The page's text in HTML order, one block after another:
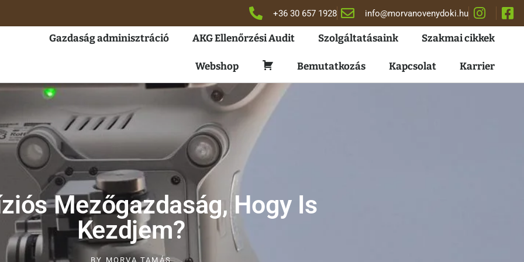
+36 30 657 1928 info@morvanovenydoki.hu
Gazdaság adminisztráció AKG Ellenőrzési Audit Szolgáltatásaink Szakmai cikkek
Webshop Kosár Bemutatkozás Kapcsolat Karrier
Mezőgazdaság, Hogy Is
Kezdjem?
BY MORVA TAMÁS